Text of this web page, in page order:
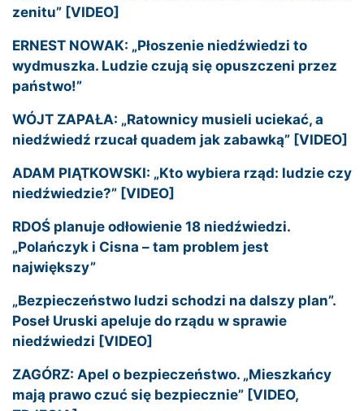
zenitu” [VIDEO]
ERNEST NOWAK: „Płoszenie niedźwiedzi to
wydmuszka. Ludzie czują się opuszczeni przez
państwo!”
WÓJT ZAPAŁA: „Ratownicy musieli uciekać, a
niedźwiedź rzucał quadem jak zabawką” [VIDEO]
ADAM PIĄTKOWSKI: „Kto wybiera rząd: ludzie czy
niedźwiedzie?” [VIDEO]
RDOŚ planuje odłowienie 18 niedźwiedzi.
„Polańczyk i Cisna – tam problem jest
największy”
„Bezpieczeństwo ludzi schodzi na dalszy plan”.
Poseł Uruski apeluje do rządu w sprawie
niedźwiedzi [VIDEO]
ZAGÓRZ: Apel o bezpieczeństwo. „Mieszkańcy
mają prawo czuć się bezpiecznie” [VIDEO,